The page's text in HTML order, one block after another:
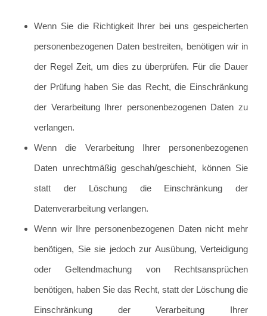
Wenn Sie die Richtigkeit Ihrer bei uns gespeicherten
personenbezogenen Daten bestreiten, benötigen wir in
der Regel Zeit, um dies zu überprüfen. Für die Dauer
der Prüfung haben Sie das Recht, die Einschränkung
der Verarbeitung Ihrer personenbezogenen Daten zu
verlangen.
Wenn die Verarbeitung Ihrer personenbezogenen
Daten unrechtmäßig geschah/geschieht, können Sie
statt der Löschung die Einschränkung der
Datenverarbeitung verlangen.
Wenn wir Ihre personenbezogenen Daten nicht mehr
benötigen, Sie sie jedoch zur Ausübung, Verteidigung
oder Geltendmachung von Rechtsansprüchen
benötigen, haben Sie das Recht, statt der Löschung die
Einschränkung der Verarbeitung Ihrer